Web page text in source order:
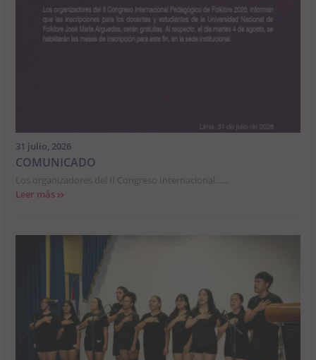
31 julio, 2026
COMUNICADO
Los organizadores del II Congreso Internacional......
Leer más >>